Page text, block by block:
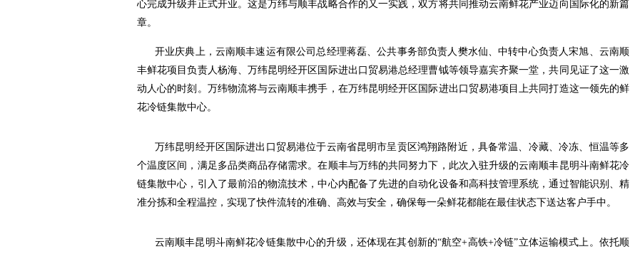
心完成升级并正式开业。这是万纬与顺丰战略合作的又一实践，双方将共同推动云南鲜花产业迈向国际化的新篇
章。
开业庆典上，云南顺丰速运有限公司总经理蒋磊、公共事务部负责人樊水仙、中转中心负责人宋旭、云南顺
丰鲜花项目负责人杨海、万纬昆明经开区国际进出口贸易港总经理曹钺等领导嘉宾齐聚一堂，共同见证了这一激
动人心的时刻。万纬物流将与云南顺丰携手，在万纬昆明经开区国际进出口贸易港项目上共同打造这一领先的鲜
花冷链集散中心。
万纬昆明经开区国际进出口贸易港位于云南省昆明市呈贡区鸿翔路附近，具备常温、冷藏、冷冻、恒温等多
个温度区间，满足多品类商品存储需求。在顺丰与万纬的共同努力下，此次入驻升级的云南顺丰昆明斗南鲜花冷
链集散中心，引入了最前沿的物流技术，中心内配备了先进的自动化设备和高科技管理系统，通过智能识别、精
准分拣和全程温控，实现了快件流转的准确、高效与安全，确保每一朵鲜花都能在最佳状态下送达客户手中。
云南顺丰昆明斗南鲜花冷链集散中心的升级，还体现在其创新的“航空+高铁+冷链”立体运输模式上。依托顺